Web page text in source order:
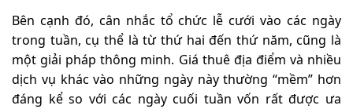
Bên cạnh đó, cân nhắc tổ chức lễ cưới vào các ngày
trong tuần, cụ thể là từ thứ hai đến thứ năm, cũng là
một giải pháp thông minh. Giá thuê địa điểm và nhiều
dịch vụ khác vào những ngày này thường “mềm” hơn
đáng kể so với các ngày cuối tuần vốn rất được ưa